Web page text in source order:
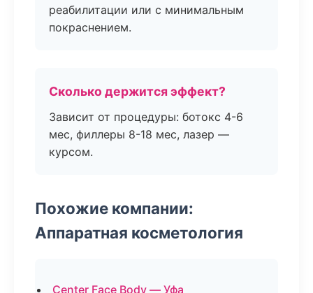
реабилитации или с минимальным
покраснением.
Сколько держится эффект?
Зависит от процедуры: ботокс 4-6
мес, филлеры 8-18 мес, лазер —
курсом.
Похожие компании:
Аппаратная косметология
Center Face Body — Уфа